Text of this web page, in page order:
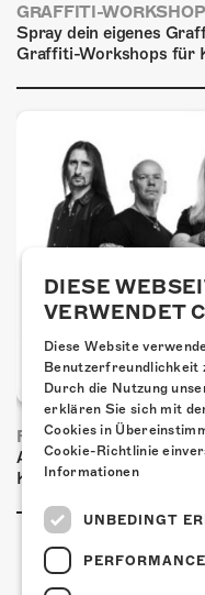
GRAFFITI-
Spray dein eigenes
Graffiti-Workshops für
FRISCH BESTÄTIGT:
Am Sonntag, 15.
Kulturfabrik Kofmehl!
DIESE
VERWENDET
Diese Website
Benutzerfreundlichkeit
Durch die Nutzung
erklären Sie sich mit
Cookies in
Cookie-Richtlinie
Informationen
UNBEDINGT
PERFORMANCE